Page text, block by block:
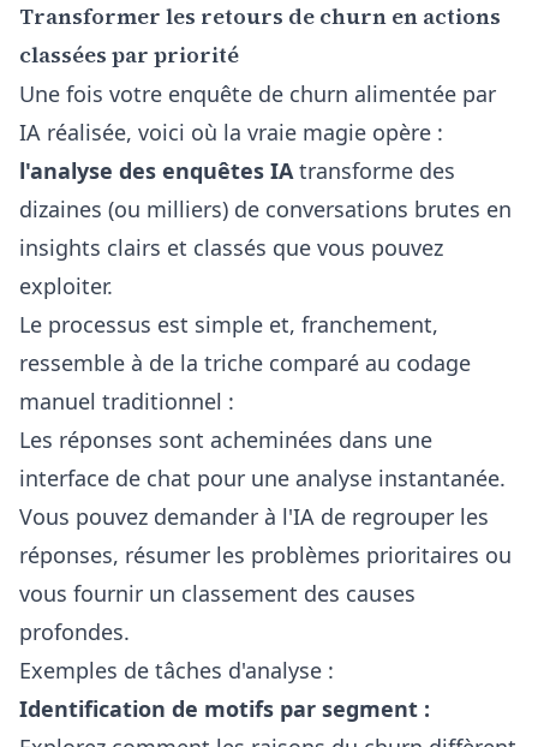
Transformer les retours de churn en actions
classées par priorité
Une fois votre enquête de churn alimentée par
IA réalisée, voici où la vraie magie opère :
l'analyse des enquêtes IAtransforme des
dizaines (ou milliers) de conversations brutes en
insights clairs et classés que vous pouvez
exploiter.
Le processus est simple et, franchement,
ressemble à de la triche comparé au codage
manuel traditionnel :
Les réponses sont acheminées dans une
interface de chat pour une analyse instantanée.
Vous pouvez demander à l'IA de regrouper les
réponses, résumer les problèmes prioritaires ou
vous fournir un classement des causes
profondes.
Exemples de tâches d'analyse :
Identification de motifs par segment :